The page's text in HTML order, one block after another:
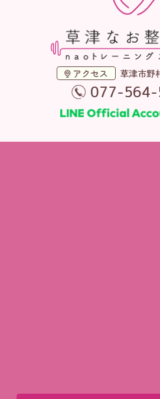
アクセス 草津市野
077-